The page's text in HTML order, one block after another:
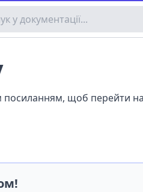
посиланням, щоб перейти на